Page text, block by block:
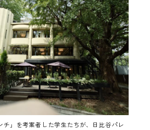
チ」を考案者した学生たちが、日比谷パレ